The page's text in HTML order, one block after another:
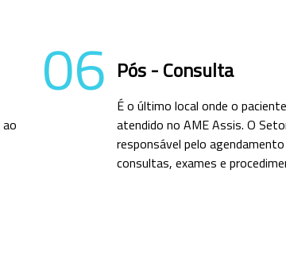
06 Pós - Consulta
É o último local onde o
atendido no AME Assis. O
responsável pelo
consultas, exames e